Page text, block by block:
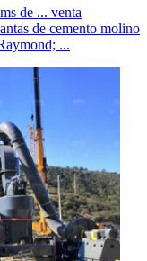
de ... venta
de cemento molino
...